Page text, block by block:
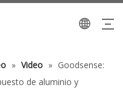
» Video » Goodsense:
de aluminio y